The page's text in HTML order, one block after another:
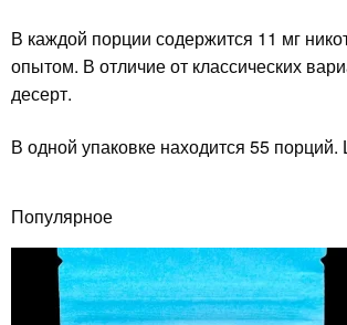
В каждой порции содержится 11 мг
опытом. В отличие от классических
десерт.
В одной упаковке находится 55
Популярное